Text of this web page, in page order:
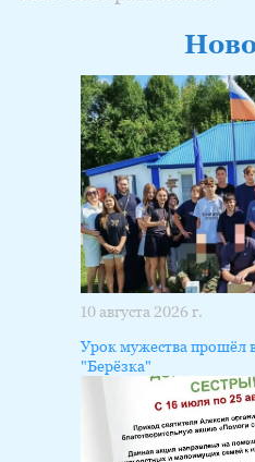
10 августа 2026 г.
Урок мужества прошёл
"Берёзка"